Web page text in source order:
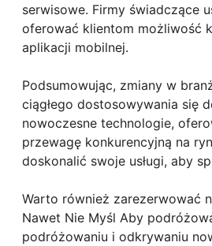
serwisowe. Firmy świadczące
oferować klientom możliwość
aplikacji mobilnej.
Podsumowując, zmiany w
ciągłego dostosowywania się
nowoczesne technologie,
przewagę konkurencyjną na
doskonalić swoje usługi, aby
Warto również zarezerwować
Nawet Nie Myśl Aby
podróżowaniu i odkrywaniu